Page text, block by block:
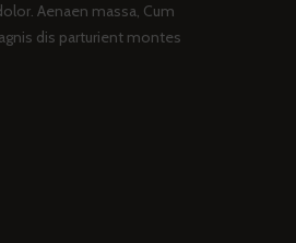
Aenaen massa, Cum
dis parturient montes